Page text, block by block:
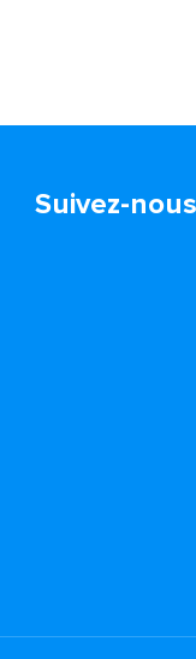
Suivez-nous